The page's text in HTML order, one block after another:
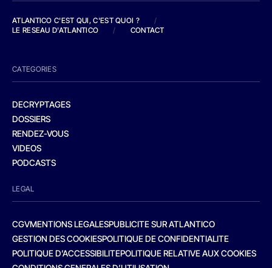
ATLANTICO C'EST QUI, C'EST QUOI ?
/
LE RESEAU D'ATLANTICO
/ CONTACT
CATEGORIES
DECRYPTAGES
DOSSIERS
RENDEZ-VOUS
VIDEOS
PODCASTS
LEGAL
CGVMENTIONS LEGALESPUBLICITE SUR ATLANTICO
GESTION DES COOKIESPOLITIQUE DE CONFIDENTIALITE
POLITIQUE D’ACCESSIBILITEPOLITIQUE RELATIVE AUX COOKIES